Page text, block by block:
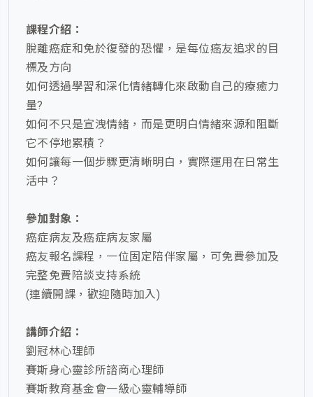
課程介紹：
脫離癌症和免於復發的恐懼，是每位癌友追求的目
標及方向
如何透過學習和深化情緒轉化來啟動自己的療癒力
量?
如何不只是宣洩情緒，而是更明白情緒來源和阻斷
它不停地累積？
如何讓每一個步驟更清晰明白，實際運用在日常生
活中？
參加對象：
癌症病友及癌症病友家屬
癌友報名課程，一位固定陪伴家屬，可免費參加及
完整免費陪談支持系統
(連續開課，歡迎隨時加入)
講師介紹：
劉冠林心理師
賽斯身心靈診所諮商心理師
賽斯教育基金會一級心靈輔導師